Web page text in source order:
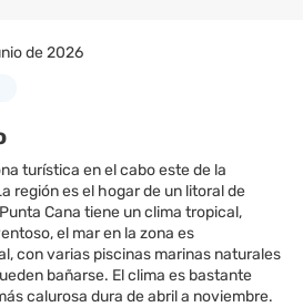
de 2026
turística en el cabo este de la
región es el hogar de un litoral de
Cana tiene un clima tropical,
el mar en la zona es
con varias piscinas marinas naturales
bañarse. El clima es bastante
calurosa dura de abril a noviembre.